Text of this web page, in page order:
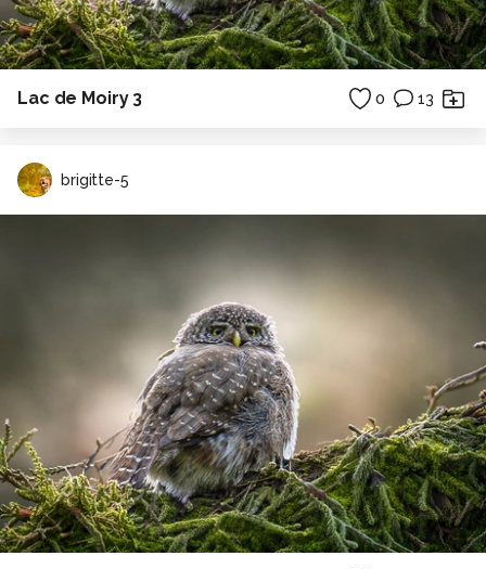
Lac de Moiry 3 0 13
brigitte-5